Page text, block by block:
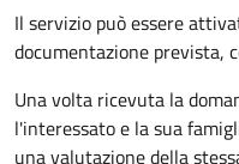
Il servizio può essere
documentazione prevista,
Una volta ricevuta la
l'interessato e la sua
una valutazione della